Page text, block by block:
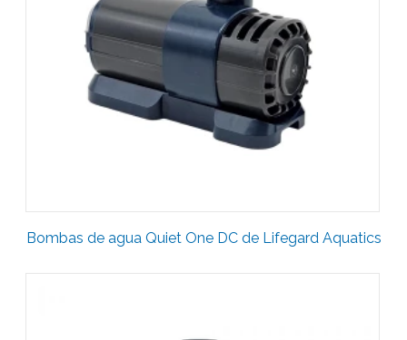
Bombas de agua Quiet One DC de Lifegard Aquatics